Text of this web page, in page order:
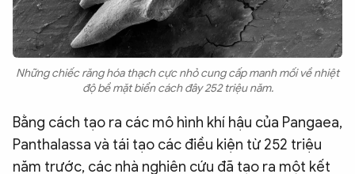
Những chiếc răng hóa thạch cực nhỏ cung cấp manh mối về nhiệt
độ bề mặt biển cách đây 252 triệu năm.
Bằng cách tạo ra các mô hình khí hậu của Pangaea,
Panthalassa và tái tạo các điều kiện từ 252 triệu
năm trước, các nhà nghiên cứu đã tạo ra một kết